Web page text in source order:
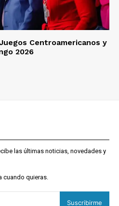
Centroamericanos y
2026
las últimas noticias, novedades y
cuando quieras.
Suscribirme